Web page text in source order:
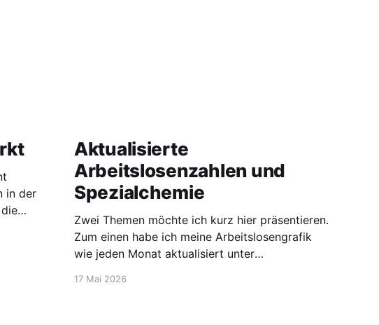
in der
Aktualisierte
Arbeitslosenzahlen und
Spezialchemie
Zwei Themen möchte ich kurz hier präsentieren.
Zum einen habe ich meine Arbeitslosengrafik
wie jeden Monat aktualisiert unter
chemiker.de/arbeitslose-chemiker/. Und die
17 Mai 2026